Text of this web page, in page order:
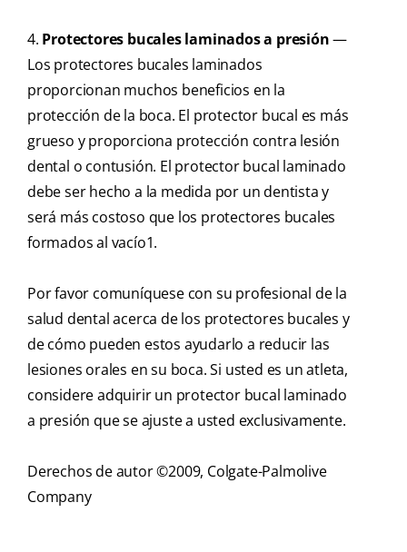
4. Protectores bucales laminados a presión—
Los protectores bucales laminados
proporcionan muchos beneficios en la
protección de la boca. El protector bucal es más
grueso y proporciona protección contra lesión
dental o contusión. El protector bucal laminado
debe ser hecho a la medida por un dentista y
será más costoso que los protectores bucales
formados al vacío1.
Por favor comuníquese con su profesional de la
salud dental acerca de los protectores bucales y
de cómo pueden estos ayudarlo a reducir las
lesiones orales en su boca. Si usted es un atleta,
considere adquirir un protector bucal laminado
a presión que se ajuste a usted exclusivamente.
Derechos de autor ©2009, Colgate-Palmolive
Company